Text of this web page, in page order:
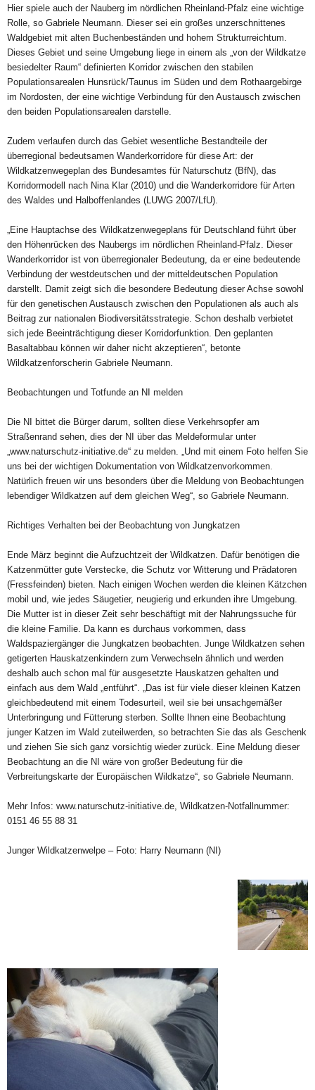
Hier spiele auch der Nauberg im nördlichen Rheinland-Pfalz eine wichtige
Rolle, so Gabriele Neumann. Dieser sei ein großes unzerschnittenes
Waldgebiet mit alten Buchenbeständen und hohem Strukturreichtum.
Dieses Gebiet und seine Umgebung liege in einem als „von der Wildkatze
besiedelter Raum“ definierten Korridor zwischen den stabilen
Populationsarealen Hunsrück/Taunus im Süden und dem Rothaargebirge
im Nordosten, der eine wichtige Verbindung für den Austausch zwischen
den beiden Populationsarealen darstelle.
Zudem verlaufen durch das Gebiet wesentliche Bestandteile der
überregional bedeutsamen Wanderkorridore für diese Art: der
Wildkatzenwegeplan des Bundesamtes für Naturschutz (BfN), das
Korridormodell nach Nina Klar (2010) und die Wanderkorridore für Arten
des Waldes und Halboffenlandes (LUWG 2007/LfU).
„Eine Hauptachse des Wildkatzenwegeplans für Deutschland führt über
den Höhenrücken des Naubergs im nördlichen Rheinland-Pfalz. Dieser
Wanderkorridor ist von überregionaler Bedeutung, da er eine bedeutende
Verbindung der westdeutschen und der mitteldeutschen Population
darstellt. Damit zeigt sich die besondere Bedeutung dieser Achse sowohl
für den genetischen Austausch zwischen den Populationen als auch als
Beitrag zur nationalen Biodiversitätsstrategie. Schon deshalb verbietet
sich jede Beeinträchtigung dieser Korridorfunktion. Den geplanten
Basaltabbau können wir daher nicht akzeptieren“, betonte
Wildkatzenforscherin Gabriele Neumann.
Beobachtungen und Totfunde an NI melden
Die NI bittet die Bürger darum, sollten diese Verkehrsopfer am
Straßenrand sehen, dies der NI über das Meldeformular unter
„www.naturschutz-initiative.de“ zu melden. „Und mit einem Foto helfen Sie
uns bei der wichtigen Dokumentation von Wildkatzenvorkommen.
Natürlich freuen wir uns besonders über die Meldung von Beobachtungen
lebendiger Wildkatzen auf dem gleichen Weg“, so Gabriele Neumann.
Richtiges Verhalten bei der Beobachtung von Jungkatzen
Ende März beginnt die Aufzuchtzeit der Wildkatzen. Dafür benötigen die
Katzenmütter gute Verstecke, die Schutz vor Witterung und Prädatoren
(Fressfeinden) bieten. Nach einigen Wochen werden die kleinen Kätzchen
mobil und, wie jedes Säugetier, neugierig und erkunden ihre Umgebung.
Die Mutter ist in dieser Zeit sehr beschäftigt mit der Nahrungssuche für
die kleine Familie. Da kann es durchaus vorkommen, dass
Waldspaziergänger die Jungkatzen beobachten. Junge Wildkatzen sehen
getigerten Hauskatzenkindern zum Verwechseln ähnlich und werden
deshalb auch schon mal für ausgesetzte Hauskatzen gehalten und
einfach aus dem Wald „entführt“. „Das ist für viele dieser kleinen Katzen
gleichbedeutend mit einem Todesurteil, weil sie bei unsachgemäßer
Unterbringung und Fütterung sterben. Sollte Ihnen eine Beobachtung
junger Katzen im Wald zuteilwerden, so betrachten Sie das als Geschenk
und ziehen Sie sich ganz vorsichtig wieder zurück. Eine Meldung dieser
Beobachtung an die NI wäre von großer Bedeutung für die
Verbreitungskarte der Europäischen Wildkatze“, so Gabriele Neumann.
Mehr Infos: www.naturschutz-initiative.de, Wildkatzen-Notfallnummer:
0151 46 55 88 31
Junger Wildkatzenwelpe – Foto: Harry Neumann (NI)